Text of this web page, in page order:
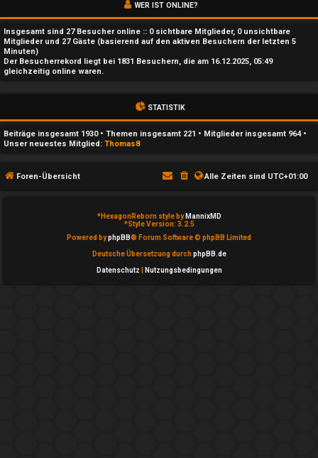
h
e
m
n
S
WER IST ONLINE?
Insgesamt sind 27Besucher online :: 0 sichtbare Mitglieder, 0 unsichtbare
Mitglieder und 27 Gäste (basierend auf den aktiven Besuchern der letzten 5
Minuten)
Der Besucherrekord liegt bei 1831 Besuchern, die am 16.12.2025, 05:49
gleichzeitig online waren.
STATISTIK
Beiträge insgesamt 1930• Themen insgesamt 221 • Mitglieder insgesamt 964•
Unser neuestes Mitglied: Thomas8
Foren-Übersicht Alle Zeiten sind UTC+01:00
*HexagonReborn style by MannixMD
*Style Version: 3.2.5
Powered byphpBB® Forum Software © phpBB Limited
Deutsche Übersetzung durch phpBB.de
Datenschutz Nutzungsbedingungen